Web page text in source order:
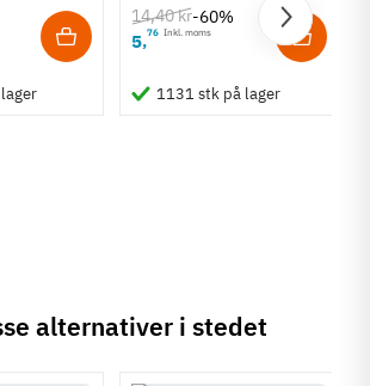
14,40 kr-60%
5,76 Inkl. moms
1131 stk på lager
alternativer i stedet